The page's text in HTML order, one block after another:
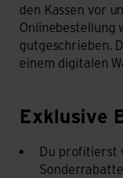
den Kassen vor
Onlinebestellung
gutgeschrieben.
einem digitalen
Exklusive
Du profitierst